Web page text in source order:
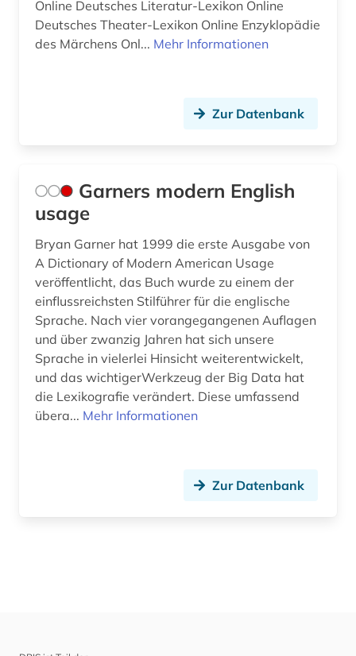
Online Deutsches Literatur-Lexikon Online
Deutsches Theater-Lexikon Online Enzyklopädie
des Märchens Onl... Mehr Informationen
Zur Datenbank
Garners modern English
usage
Bryan Garner hat 1999 die erste Ausgabe von
A Dictionary of Modern American Usage
veröffentlicht, das Buch wurde zu einem der
einflussreichsten Stilführer für die englische
Sprache. Nach vier vorangegangenen Auflagen
und über zwanzig Jahren hat sich unsere
Sprache in vielerlei Hinsicht weiterentwickelt,
und das wichtigerWerkzeug der Big Data hat
die Lexikografie verändert. Diese umfassend
übera... Mehr Informationen
Zur Datenbank